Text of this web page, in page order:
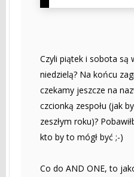
Czyli piątek i sobota są
niedzielą? Na końcu
czekamy jeszcze na
czcionką zespołu (jak
zeszłym roku)?
kto by to mógł być ;-)
Co do AND ONE, to